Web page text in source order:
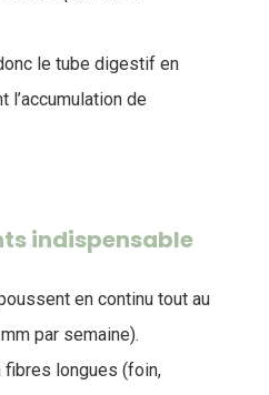
le tube digestif en
l’accumulation de
indispensable
en continu tout au
par semaine).
fibres longues (foin,